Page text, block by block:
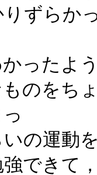
ずらか
ったよ
のをち
の運動
できて